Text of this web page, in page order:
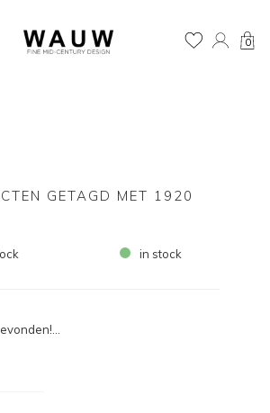
0
GETAGD MET 1920
in stock